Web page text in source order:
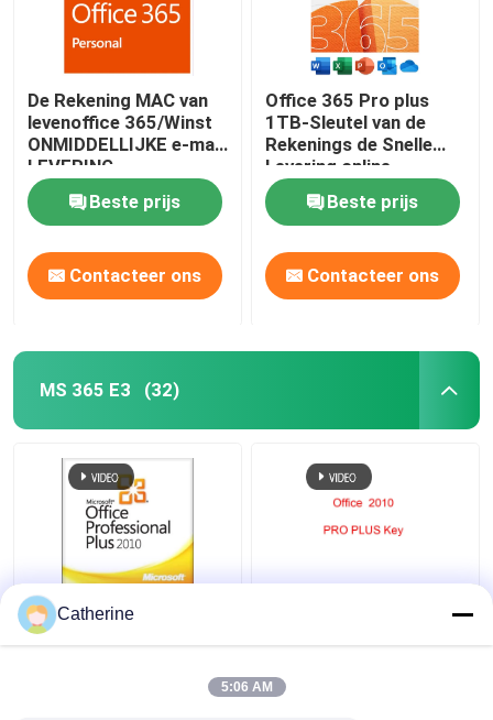
De Rekening MAC van
levenoffice 365/Winst
ONMIDDELLIJKE e-mail
LEVERING
Beste prijs
Contacteer ons
Office 365 Pro plus
1TB-Sleutel van de
Rekenings de Snelle
Levering online
Beste prijs
Contacteer ons
MS 365 E3 (32)
Volledige Zeer
belangrijke Code 32
Word 2010 Activering
Van de Mej.Office 2010
Veelvoudige Activering
Catherine
5:06 AM